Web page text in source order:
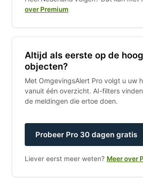
over Premium
Altijd als eerste op de
objecten?
Met OmgevingsAlert Pro volgt u uw
vanuit één overzicht. AI-filters
de meldingen die ertoe doen.
Probeer Pro 30 dagen gratis
Liever eerst meer weten? Meer over